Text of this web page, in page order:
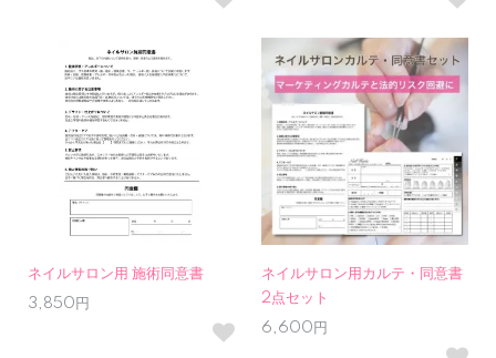
ネイルサロン用 施術同意書
3,850円
ネイルサロン用カルテ・同意書
2点セット
6,600円